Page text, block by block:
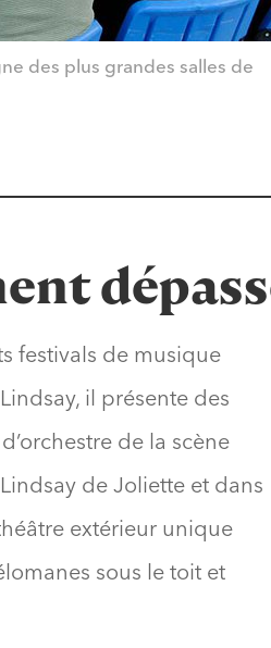
des plus grandes salles de
festivals de musique
il présente des
de la scène
de Joliette et dans
extérieur unique
sous le toit et